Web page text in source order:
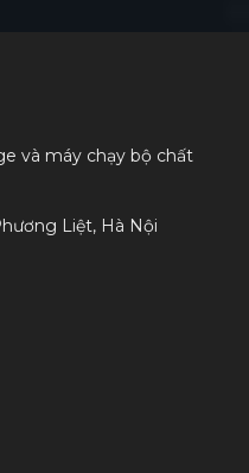
và máy chạy bộ chất
Liệt, Hà Nội